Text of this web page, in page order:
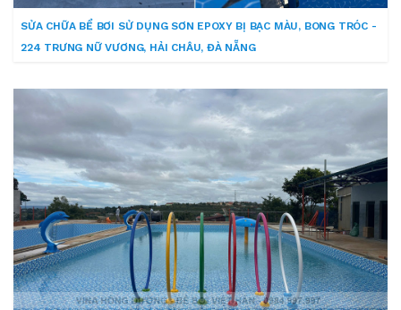
SỬA CHỮA BỂ BƠI SỬ DỤNG SƠN EPOXY BỊ BẠC MÀU, BONG TRÓC -
224 TRƯNG NỮ VƯƠNG, HẢI CHÂU, ĐÀ NẴNG